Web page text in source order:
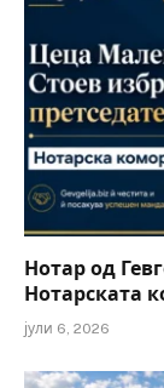
Нотар од
Нотарската
јули 6, 2026